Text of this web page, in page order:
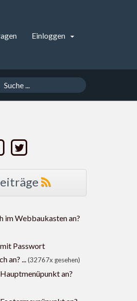
Einloggen
im Webbaukasten an?
Passwort
an? ...(32767x gesehen)
an?